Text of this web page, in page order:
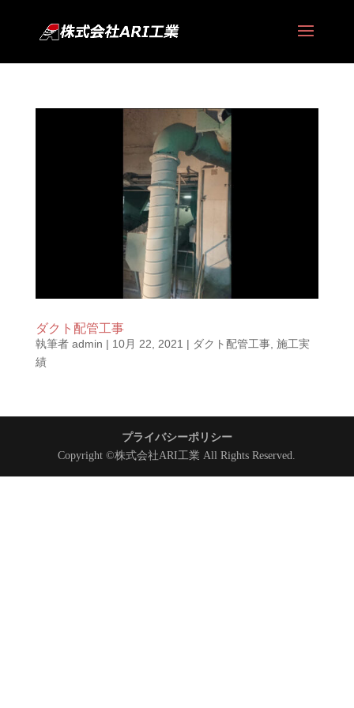
ダクト配管工事
執筆者 admin | 10月 22, 2021 | ダクト配管工事, 施工実
績
プライバシーポリシー
Copyright ©株式会社ARI工業 All Rights Reserved.